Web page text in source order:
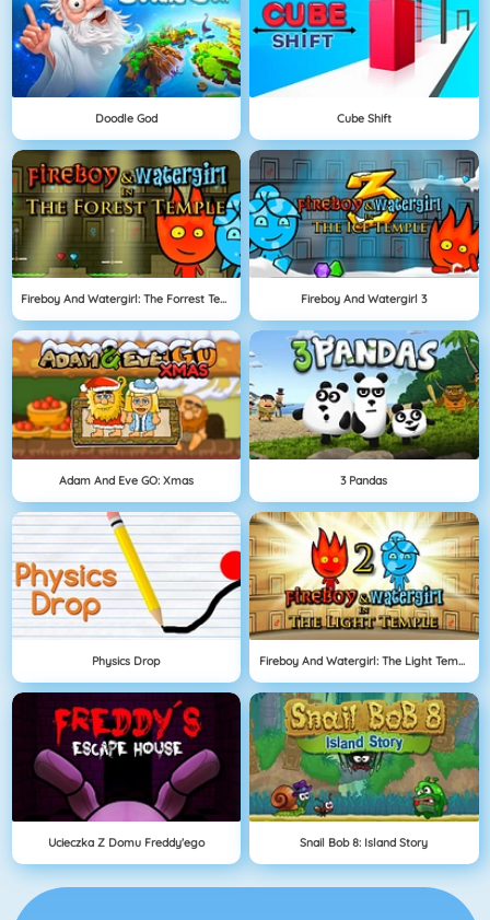
Doodle God Cube Shift
Fireboy And Watergirl: The Forrest Temple Fireboy And Watergirl 3
Adam And Eve GO: Xmas 3 Pandas
Physics Drop Fireboy And Watergirl: The Light Temple
Ucieczka Z Domu Freddy'ego Snail Bob 8: Island Story